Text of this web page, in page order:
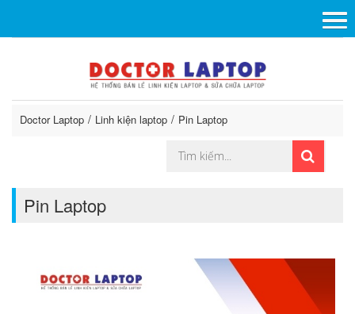
Doctor Laptop Linh kiện laptop Pin Laptop
Pin Laptop